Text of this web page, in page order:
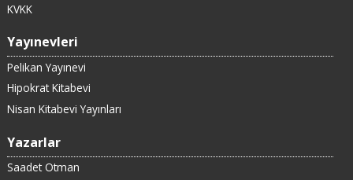
KVKK
Yayınevleri
Pelikan Yayınevi
Hipokrat Kitabevi
Nisan Kitabevi Yayınları
Yazarlar
Saadet Otman